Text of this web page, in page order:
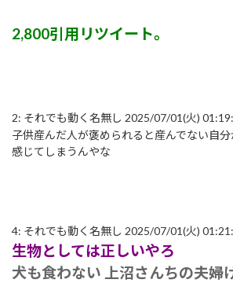
2,800引用リツイート。
2: それでも動く名無し 2025/07/01(火)
子供産んだ人が褒められると産んでない自
感じてしまうんやな
4: それでも動く名無し 2025/07/01(火)
生物としては正しいやろ
犬も食わない 上沼さんちの夫婦